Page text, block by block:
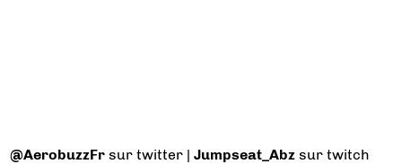
@AerobuzzFr sur twitter |Jumpseat_Abz sur twitch